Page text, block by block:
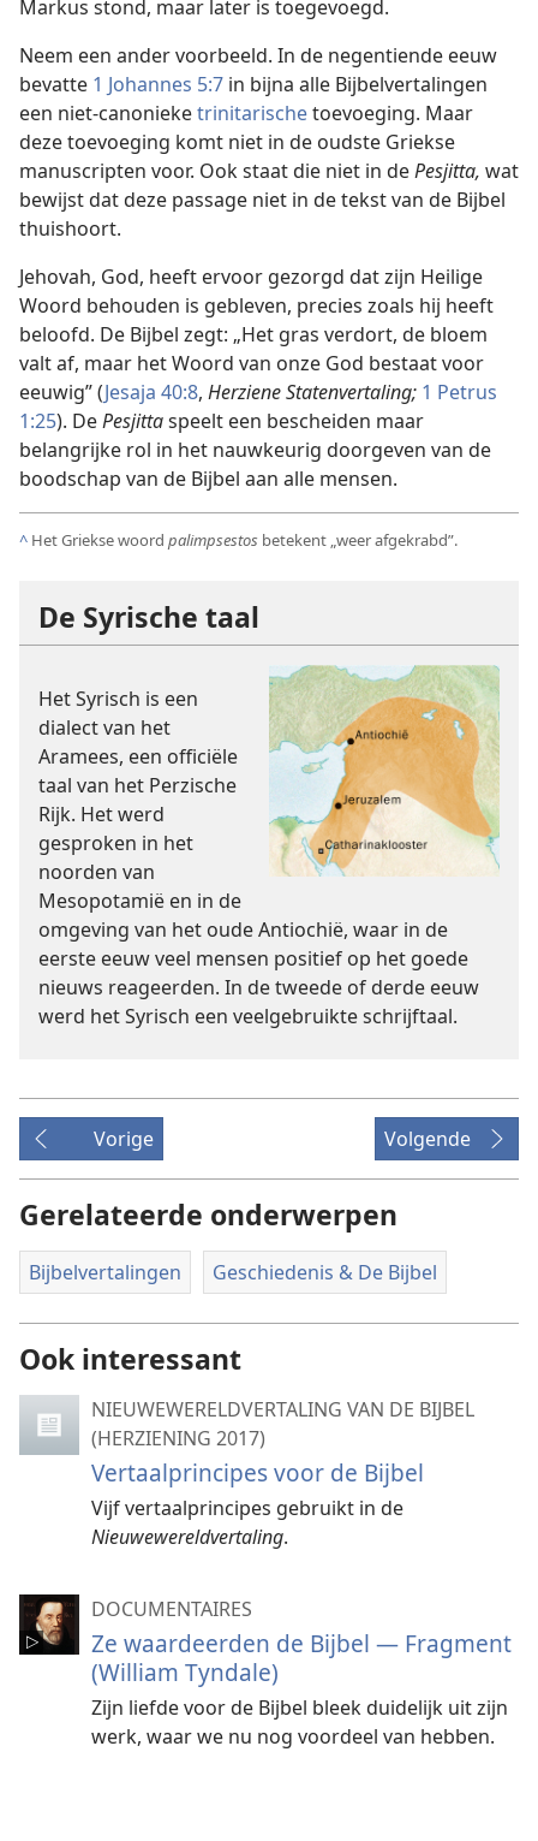
Markus stond, maar later is toegevoegd.
Neem een ander voorbeeld. In de negentiende eeuw
bevatte 1 Johannes 5:7 in bijna alle Bijbelvertalingen
een niet-canonieketrinitarischetoevoeging. Maar
deze toevoeging komt niet in de oudste Griekse
manuscripten voor. Ook staat die niet in dePesjitta, wat
bewijst dat deze passage niet in de tekst van de Bijbel
thuishoort.
Jehovah, God, heeft ervoor gezorgd dat zijn Heilige
Woord behouden is gebleven, precies zoals hij heeft
beloofd. De Bijbel zegt: „Het gras verdort, de bloem
valt af, maar het Woord van onze God bestaat voor
eeuwig” (Jesaja 40:8, Herziene Statenvertaling; 1 Petrus
1:25). DePesjittaspeelt een bescheiden maar
belangrijke rol in het nauwkeurig doorgeven van de
boodschap van de Bijbel aan alle mensen.
^ Het Griekse woord palimpsestos betekent „weer afgekrabd”.
De Syrische taal
Het Syrisch is een
dialect van het
Aramees, een officiële
taal van het Perzische
Rijk. Het werd
gesproken in het
noorden van
Mesopotamië en in de
omgeving van het oude Antiochië, waar in de
eerste eeuw veel mensen positief op het goede
nieuws reageerden. In de tweede of derde eeuw
werd het Syrisch een veelgebruikte schrijftaal.
Vorige Volgende
Gerelateerde onderwerpen
Bijbelvertalingen Geschiedenis & De Bijbel
Ook interessant
NIEUWEWERELDVERTALING VAN DE BIJBEL
(HERZIENING 2017)
Vertaalprincipes voor de Bijbel
Vijf vertaalprincipes gebruikt in de
Nieuwewereldvertaling.
DOCUMENTAIRES
Ze waardeerden de Bijbel — Fragment
(William Tyndale)
Zijn liefde voor de Bijbel bleek duidelijk uit zijn
werk, waar we nu nog voordeel van hebben.